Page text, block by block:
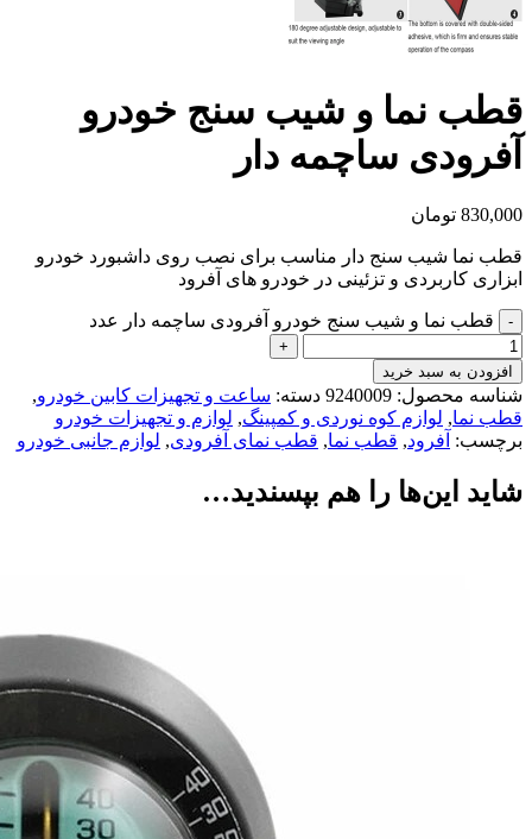
قطب نما و شیب سنج خودرو
آفرودی ساچمه دار
830,000 تومان
قطب نما شیب سنج دار مناسب برای نصب روی داشبورد خودرو
ابزاری کاربردی و تزئینی در خودرو های آفرود
قطب نما و شیب سنج خودرو آفرودی ساچمه دار عدد
افزودن به سبد خرید
شناسه محصول: 9240009 دسته: ساعت و تجهیزات کابین خودرو,
قطب نما, لوازم کوه نوردی و کمپینگ, لوازم و تجهیزات خودرو
برچسب: آفرود, قطب نما, قطب نمای آفرودی, لوازم جانبی خودرو
شاید این‌ها را هم بپسندید…